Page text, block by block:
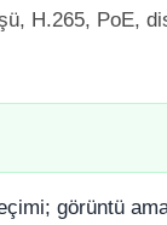
H.265, PoE,
görüntü